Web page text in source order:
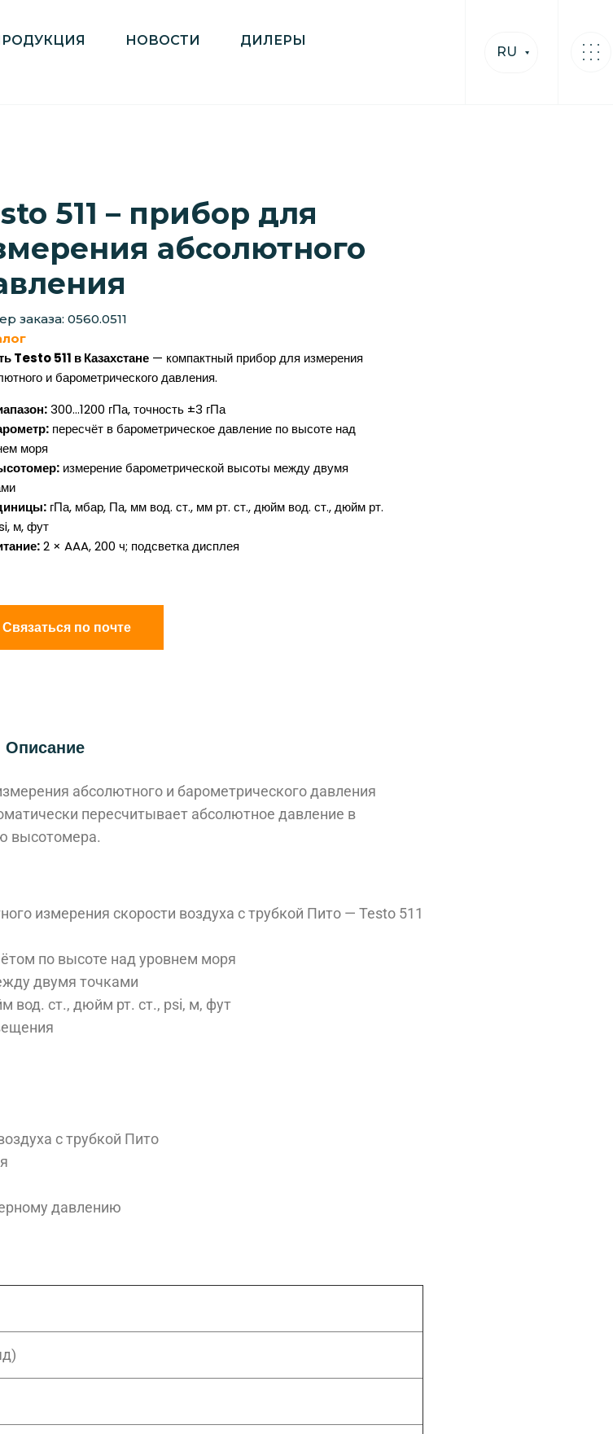
НОВОСТИ ДИЛЕРЫ
RU
511 – прибор для
абсолютного
заказа: 0560.0511
Testo 511 в Казахстане — компактный прибор для измерения
и барометрического давления.
300…1200 гПа, точность ±3 гПа
пересчёт в барометрическое давление по высоте над
моря
измерение барометрической высоты между двумя
гПа, мбар, Па, мм вод. ст., мм рт. ст., дюйм вод. ст., дюйм рт.
м, фут
2 × AAA, 200 ч; подсветка дисплея
Связаться по почте
Описание
абсолютного и барометрического давления
пересчитывает абсолютное давление в
высотомера.
измерения скорости воздуха с трубкой Пито — Testo 511
по высоте над уровнем моря
двумя точками
вод. ст., дюйм рт. ст., psi, м, фут
с трубкой Пито
давлению